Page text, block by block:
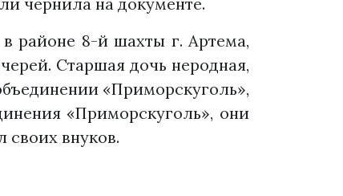
районе 8-й шахты г. Артема,
Старшая дочь неродная,
«Приморскуголь»,
«Приморскуголь», они
внуков.